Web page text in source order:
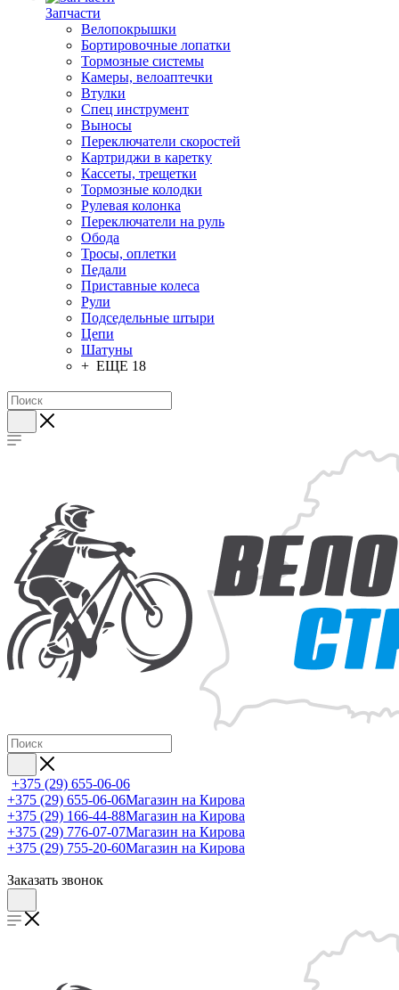
Запчасти
Велопокрышки
Бортировочные лопатки
Тормозные системы
Камеры, велоаптечки
Втулки
Спец инструмент
Выносы
Переключатели скоростей
Картриджи в каретку
Кассеты, трещетки
Тормозные колодки
Рулевая колонка
Переключатели на руль
Обода
Тросы, оплетки
Педали
Приставные колеса
Рули
Подседельные штыри
Цепи
Шатуны
+ ЕЩЕ 18
+375 (29) 655-06-06
+375 (29) 655-06-06Магазин на Кирова
+375 (29) 166-44-88Магазин на Кирова
+375 (29) 776-07-07Магазин на Кирова
+375 (29) 755-20-60Магазин на Кирова
Заказать звонок